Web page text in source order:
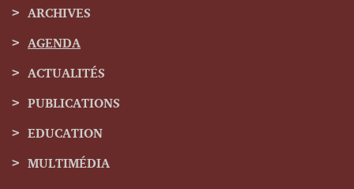
Menu
de
navigation
ARCHIVES
AGENDA
ACTUALITÉS
PUBLICATIONS
EDUCATION
MULTIMÉDIA